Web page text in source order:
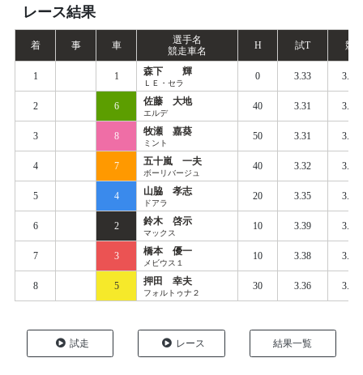
レース結果
着 事 車
選手名
競走車名
H 試T 競
1 1 森下 輝
ＬＥ・セラ
0 3.33 3.406
2 6 佐藤 大地
エルデ
40 3.31 3.382
3 8 牧瀬 嘉葵
ミント
50 3.31 3.384
4 7 五十嵐 一夫
ボーリバージュ
40 3.32 3.398
5 4 山脇 孝志
ドアラ
20 3.35 3.436
6 2 鈴木 啓示
マックス
10 3.39 3.450
7 3 橋本 優一
メビウス１
10 3.38 3.457
8 5 押田 幸夫
フォルトゥナ２
30 3.36 3.466
試走 レース 結果一覧